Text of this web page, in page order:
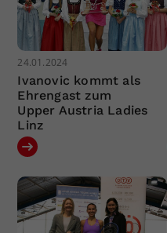
24.01.2024
Ivanovic kommt als
Ehrengast zum
Upper Austria Ladies
Linz